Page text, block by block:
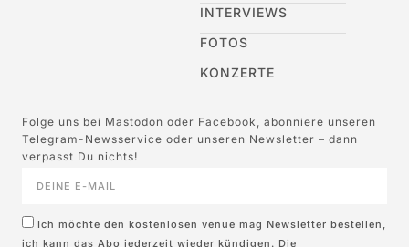
INTERVIEWS
FOTOS
KONZERTE
Folge uns bei Mastodon oder Facebook, abonniere unseren
Telegram-Newsservice oder unseren Newsletter – dann
verpasst Du nichts!
Ich möchte den kostenlosen venue mag Newsletter bestellen,
ich kann das Abo jederzeit wieder kündigen. Die